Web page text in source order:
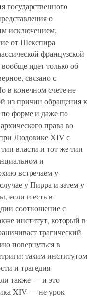
государственного
о
исключением,
от Шекспира
французской
идет только об
связано с
в конечном счете не
из причин обращения к
по форме и даже по
права во
Людовике XIV с
власти и тот же тип
и
встречаем у
у Пирра и затем у
если и есть в
соотношение с
институт, который в
трагический
повернуться в
таким институтом
и трагедия
также — и это
XIV — не урок